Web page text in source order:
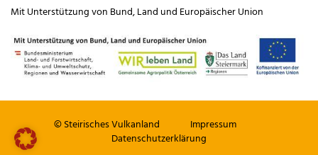
Mit Unterstützung von Bund,Land und Europäischer Union
© Steirisches Vulkanland
Impressum
Datenschutzerklärung